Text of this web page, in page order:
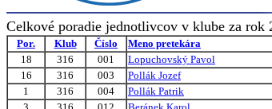
Celkové poradie jednotlivcov v klube za rok
Por. Klub Číslo Meno pretekára
18
316 001 Lopuchovský Pavol
16
316 003 Pollák Jozef
1
316 004 Pollák Patrik